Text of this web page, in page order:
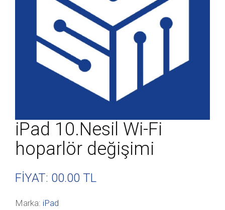
iPad 10.Nesil Wi-Fi
hoparlör değişimi
FİYAT: 00.00 TL
Marka: iPad